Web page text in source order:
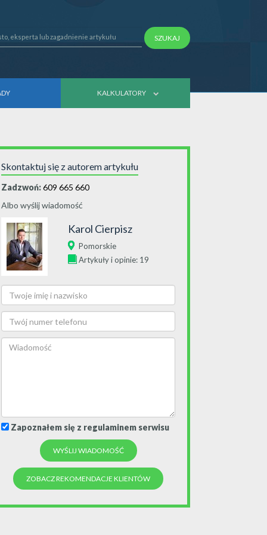
SZUKAJ
KALKULATORY
Skontaktuj się z autorem artykułu
Zadzwoń:609 665 660
Albo wyślij wiadomość
Karol Cierpisz
Pomorskie
Artykuły i opinie: 19
Zapoznałem się z regulaminem serwisu
ZOBACZ REKOMENDACJE KLIENTÓW